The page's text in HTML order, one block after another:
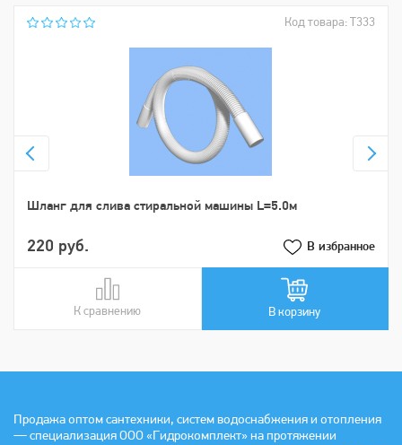
Код товара: Т333
Шланг для слива стиральной машины L=5.0м
220 руб. В избранное
К сравнению
В сравнении В корзину
Продажа оптом сантехники, систем водоснабжения и отопления
— специализация ООО «Гидрокомплект» на протяжении